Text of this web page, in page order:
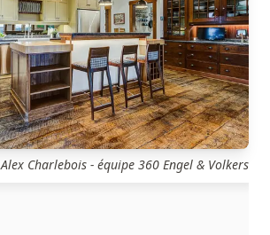
Alex Charlebois - équipe 360 Engel & Volkers